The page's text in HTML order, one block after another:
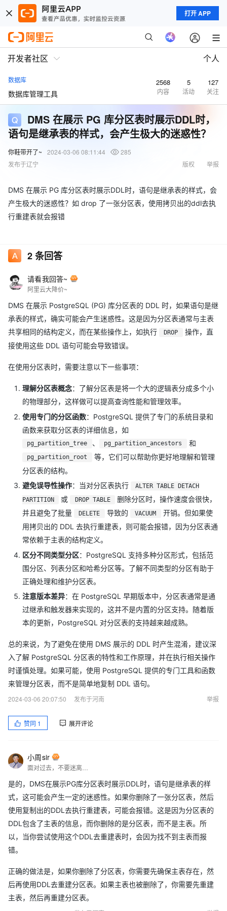
打开 APP
开发者社区 个人
数据库
数据库管理工具
2568
内容
5
活动
127
关注
DMS 在展示 PG 库分区表时展示DDL时，
语句是继承表的样式，会产生极大的迷惑性？
你鞋带开了~ 2024-03-06 08:11:44
285
发布于辽宁
举报
版权
DMS 在展示 PG 库分区表时展示DDL时，语句是继承表的样式，会
产生极大的迷惑性？如 drop 了一张分区表，使用拷贝出的ddl去执
行重建表就会报错
2条回答
请看我回答~
阿里云大降价~
DMS 在展示 PostgreSQL (PG) 库分区表的 DDL 时，如果语句是继
承表的样式，确实可能会产生迷惑性。这是因为分区表通常与主表
共享相同的结构定义，而在某些操作上，如执行
DROP
操作，直
接使用这些 DDL 语句可能会导致错误。
在使用分区表时，需要注意以下一些事项：
理解分区表概念：了解分区表是将一个大的逻辑表分成多个小
的物理部分，这样做可以提高查询性能和管理效率。
使用专门的分区函数：PostgreSQL 提供了专门的系统目录和
函数来获取分区表的详细信息，如
pg_partition_tree 、 pg_partition_ancestors 和
pg_partition_root
等，它们可以帮助你更好地理解和管理
分区表的结构。
避免误导性操作：当对分区表执行
ALTER TABLE DETACH
PARTITION
或 DROP TABLE
删除分区时，操作速度会很快，
并且避免了批量
DELETE 导致的 VACUUM
开销。但如果使
用拷贝出的 DDL 去执行重建表，则可能会报错，因为分区表通
常依赖于主表的结构定义。
区分不同类型分区：PostgreSQL 支持多种分区形式，包括范
围分区、列表分区和哈希分区等。了解不同类型的分区有助于
正确处理和维护分区表。
注意版本差异：在 PostgreSQL 早期版本中，分区表通常是通
过继承和触发器来实现的，这并不是内置的分区支持。随着版
本的更新，PostgreSQL 对分区表的支持越来越成熟。
总的来说，为了避免在使用 DMS 展示的 DDL 时产生混淆，建议深
入了解 PostgreSQL 分区表的特性和工作原理，并在执行相关操作
时谨慎处理。如果可能，使用 PostgreSQL 提供的专门工具和函数
来管理分区表，而不是简单地复制 DDL 语句。
2024-03-06 20:07:50
发布于河南 举报
赞同 1 展开评论
小周sir
是的，DMS在展示PG库分区表时展示DDL时，语句是继承表的样
式，这可能会产生一定的迷惑性。如果你删除了一张分区表，然后
使用复制出的DDL去执行重建表，可能会报错。这是因为分区表的
DDL包含了主表的信息，而你删除的是分区表，而不是主表。所
以，当你尝试使用这个DDL去重建表时，会因为找不到主表而报
错。
正确的做法是，如果你删除了分区表，你需要先确保主表存在，然
后再使用DDL去重建分区表。如果主表也被删除了，你需要先重建
主表，然后再重建分区表。